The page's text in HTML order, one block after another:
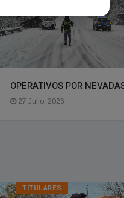
OPERATIVOS POR
27 Julio, 2026
TITULARES